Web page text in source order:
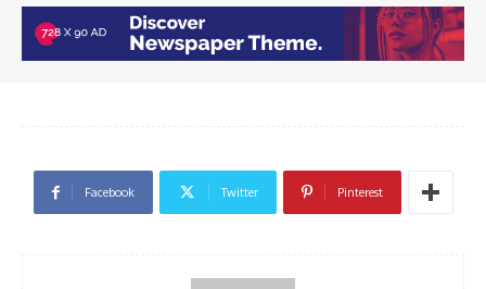
Facebook Twitter Pinterest